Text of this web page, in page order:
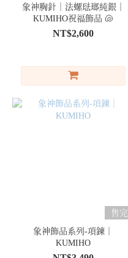
象神胸針｜法螺琺瑯純銀｜
KUMIHO祝福飾品 🐚
NT$2,600
售完
象神飾品系列-項鍊｜
KUMIHO